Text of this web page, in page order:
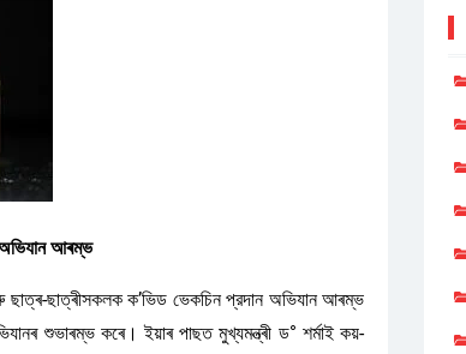
আৰম্ভ
ছাত্ৰীসকলক ক’ভিড ভেকচিন প্রদান অভিযান আৰম্ভ
শুভাৰম্ভ কৰে। ইয়াৰ পাছত মুখ্যমন্ত্ৰী ড° শৰ্মাই কয়-